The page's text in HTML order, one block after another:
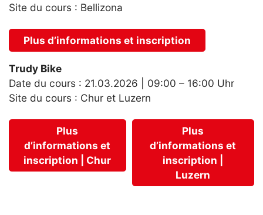
Site du cours : Bellizona
Plus d’informations et inscription
Trudy Bike
Date du cours : 21.03.2026 | 09:00 – 16:00 Uhr
Site du cours : Chur et Luzern
Plus
d’informations et
inscription | Chur
Plus
d’informations et
inscription |
Luzern